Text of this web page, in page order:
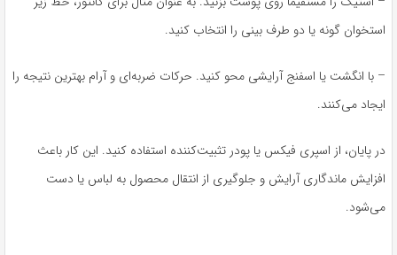
استخوان گونه یا دو طرف بینی را انتخاب کنید.
– با انگشت یا اسفنج آرایشی محو کنید. حرکات ضربه‌ای و آرام بهترین نتیجه را
ایجاد می‌کنند.
در پایان، از اسپری فیکس یا پودر تثبیت‌کننده استفاده کنید. این کار باعث
افزایش ماندگاری آرایش و جلوگیری از انتقال محصول به لباس یا دست
می‌شود.